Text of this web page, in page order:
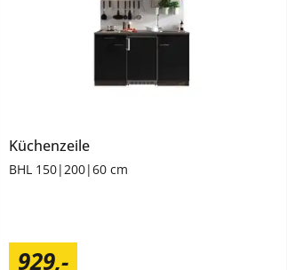
Küchenzeile
BHL 150|200|60 cm
929,-